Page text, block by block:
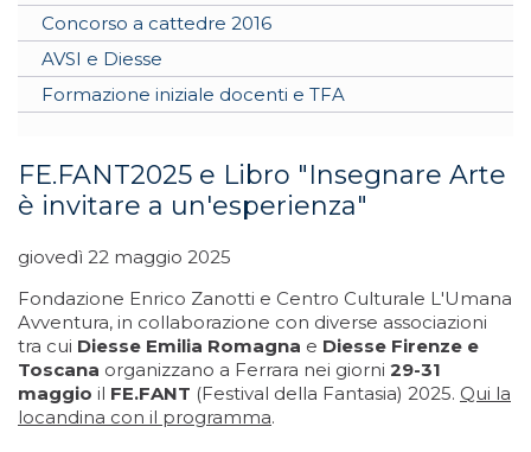
Concorso a cattedre 2016
AVSI e Diesse
Formazione iniziale docenti e TFA
FE.FANT2025 e Libro "Insegnare Arte
è invitare a un'esperienza"
giovedì 22 maggio 2025
Fondazione Enrico Zanotti e Centro Culturale L'Umana
Avventura, in collaborazione con diverse associazioni
tra cui Diesse Emilia Romagna e Diesse Firenze e
Toscana organizzano a Ferrara nei giorni 29-31
maggio il FE.FANT (Festival della Fantasia) 2025. Qui la
locandina con il programma.